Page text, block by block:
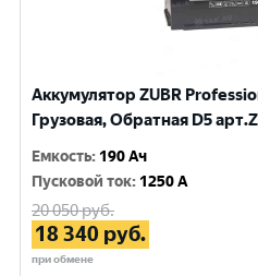
Аккумулятор ZUBR
Грузовая, Обратная D5
Емкость: 190 Ач
Пусковой ток: 1250 A
20 050руб.
18 340 руб.
при обмене